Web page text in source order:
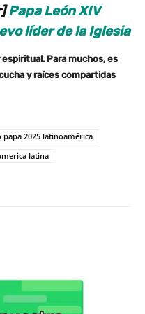
Papa León XIV
líder de la Iglesia
Para muchos, es
y raíces compartidas
papa 2025 latinoamérica
latina